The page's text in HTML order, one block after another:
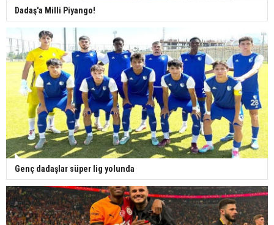
Dadaş'a Milli Piyango!
Genç dadaşlar süper lig yolunda